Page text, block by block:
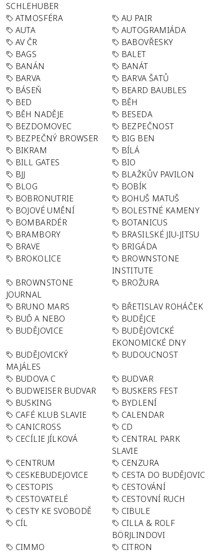
SCHLEHUBER
ATMOSFÉRA
AU PAIR
AUTA
AUTOGRAMIÁDA
AV ČR
BABOVŘESKY
BAGS
BALET
BANÁN
BANÁT
BARVA
BARVA ŠATŮ
BÁSEŇ
BEARD BAUBLES
BED
BĚH
BĚH NADĚJE
BESEDA
BEZDOMOVEC
BEZPEČNOST
BEZPEČNÝ BROWSER
BIG BEN
BIKRAM
BÍLÁ
BILL GATES
BIO
BJJ
BLAŽKŮV PAVILON
BLOG
BOBÍK
BOBRONUTRIE
BOHUŠ MATUŠ
BOJOVÉ UMĚNÍ
BOLESTNÉ KAMENY
BOMBARDÉR
BOTANICUS
BRAMBORY
BRASILSKÉ JIU-JITSU
BRAVE
BRIGÁDA
BROKOLICE
BROWNSTONE
INSTITUTE
BROWNSTONE
JOURNAL
BROŽURA
BRUNO MARS
BŘETISLAV ROHÁČEK
BUĎ A NEBO
BUDĚJCE
BUDĚJOVICE
BUDĚJOVICKÉ
EKONOMICKÉ DNY
BUDĚJOVICKÝ
MAJÁLES
BUDOUCNOST
BUDOVA C
BUDVAR
BUDWEISER BUDVAR
BUSKERS FEST
BUSKING
BYDLENÍ
CAFÉ KLUB SLAVIE
CALENDAR
CANICROSS
CD
CECÍLIE JÍLKOVÁ
CENTRAL PARK
SLAVIE
CENTRUM
CENZURA
CESKEBUDEJOVICE
CESTA DO BUDĚJOVIC
CESTOPIS
CESTOVÁNÍ
CESTOVATELÉ
CESTOVNÍ RUCH
CESTY KE SVOBODĚ
CIBULE
CÍL
CILLA & ROLF
BÖRJLINDOVI
CIMMO
CITRON